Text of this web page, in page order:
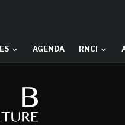
AGENDA RNCI